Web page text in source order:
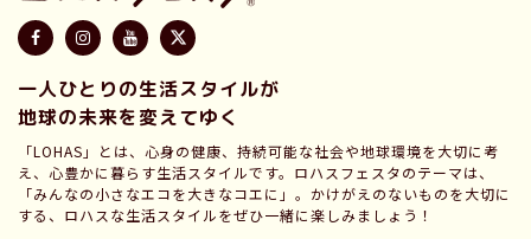
一人ひとりの生活スタイルが
地球の未来を変えてゆく
「LOHAS」とは、心身の健康、持続可能な社会や地球環境を大切に考
え、心豊かに暮らす生活スタイルです。ロハスフェスタのテーマは、
「みんなの小さなエコを大きなコエに」。かけがえのないものを大切に
する、ロハスな生活スタイルをぜひ一緒に楽しみましょう！